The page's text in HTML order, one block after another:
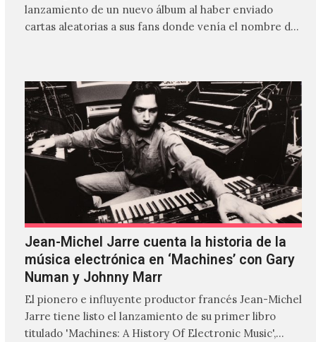
lanzamiento de un nuevo álbum al haber enviado
cartas aleatorias a sus fans donde venía el nombre de
Jean-Michel Jarre cuenta la historia de la
música electrónica en ‘Machines’ con Gary
Numan y Johnny Marr
El pionero e influyente productor francés Jean-Michel
Jarre tiene listo el lanzamiento de su primer libro
titulado 'Machines: A History Of Electronic Music',